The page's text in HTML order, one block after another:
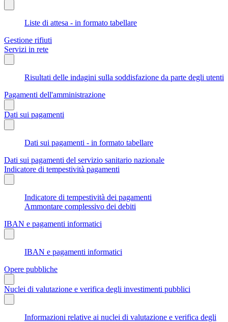
Liste di attesa - in formato tabellare
Gestione rifiuti
Servizi in rete
Risultati delle indagini sulla soddisfazione da parte degli utenti
Pagamenti dell'amministrazione
Dati sui pagamenti
Dati sui pagamenti - in formato tabellare
Dati sui pagamenti del servizio sanitario nazionale
Indicatore di tempestività pagamenti
Indicatore di tempestività dei pagamenti
Ammontare complessivo dei debiti
IBAN e pagamenti informatici
IBAN e pagamenti informatici
Opere pubbliche
Nuclei di valutazione e verifica degli investimenti pubblici
Informazioni relative ai nuclei di valutazione e verifica degli